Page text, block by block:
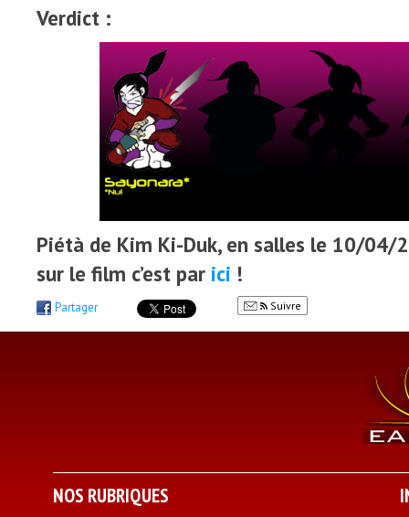
Verdict :
Piétà de Kim Ki-Duk, en salles le 10/04/
sur le film c’est par ici !
Partager Suivre
NOS RUBRIQUES